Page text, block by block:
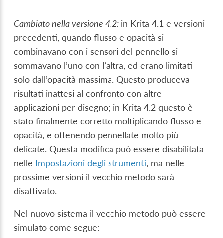
Cambiato nella versione 4.2: in Krita 4.1 e versioni
precedenti, quando flusso e opacità si
combinavano con i sensori del pennello si
sommavano l’uno con l’altra, ed erano limitati
solo dall’opacità massima. Questo produceva
risultati inattesi al confronto con altre
applicazioni per disegno; in Krita 4.2 questo è
stato finalmente corretto moltiplicando flusso e
opacità, e ottenendo pennellate molto più
delicate. Questa modifica può essere disabilitata
nelle Impostazioni degli strumenti, ma nelle
prossime versioni il vecchio metodo sarà
disattivato.
Nel nuovo sistema il vecchio metodo può essere
simulato come segue: